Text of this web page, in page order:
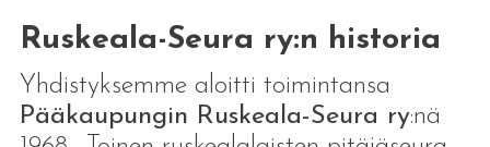
Ruskeala-Seura ry:n historia
Yhdistyksemme aloitti toimintansa
Pääkaupungin Ruskeala-Seura ry:nä